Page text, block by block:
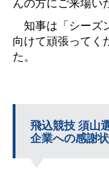
知事は「シーズ
向けて頑張ってく
た。
飛込競技 須山
企業への感謝